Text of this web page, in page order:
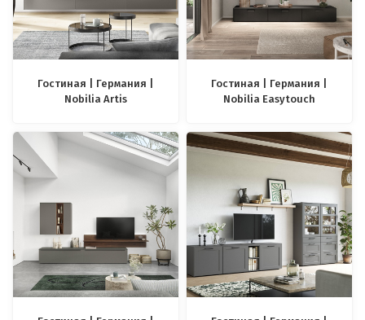
Гостиная | Германия |
Nobilia Artis
Гостиная | Германия |
Nobilia Easytouch